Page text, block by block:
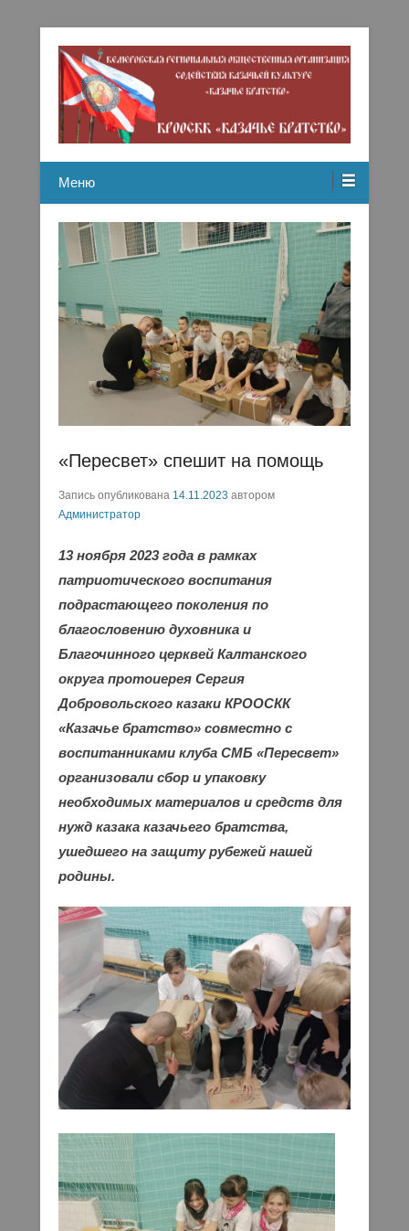
Казачье братство
Меню
«Пересвет» спешит на помощь
Запись опубликована 14.11.2023 автором
Администратор
13 ноября 2023 года в рамках
патриотического воспитания
подрастающего поколения по
благословению духовника и
Благочинного церквей Калтанского
округа протоиерея Сергия
Добровольского казаки КРООСКК
«Казачье братство» совместно с
воспитанниками клуба СМБ «Пересвет»
организовали сбор и упаковку
необходимых материалов и средств для
нужд казака казачьего братства,
ушедшего на защиту рубежей нашей
родины.